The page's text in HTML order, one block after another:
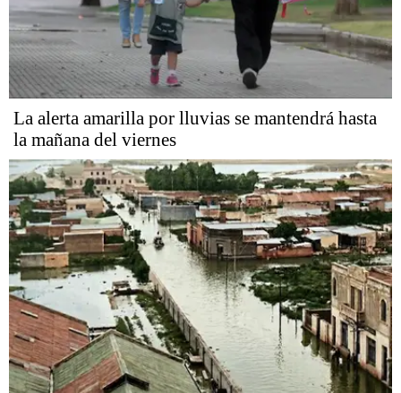
La alerta amarilla por lluvias se mantendrá hasta
la mañana del viernes